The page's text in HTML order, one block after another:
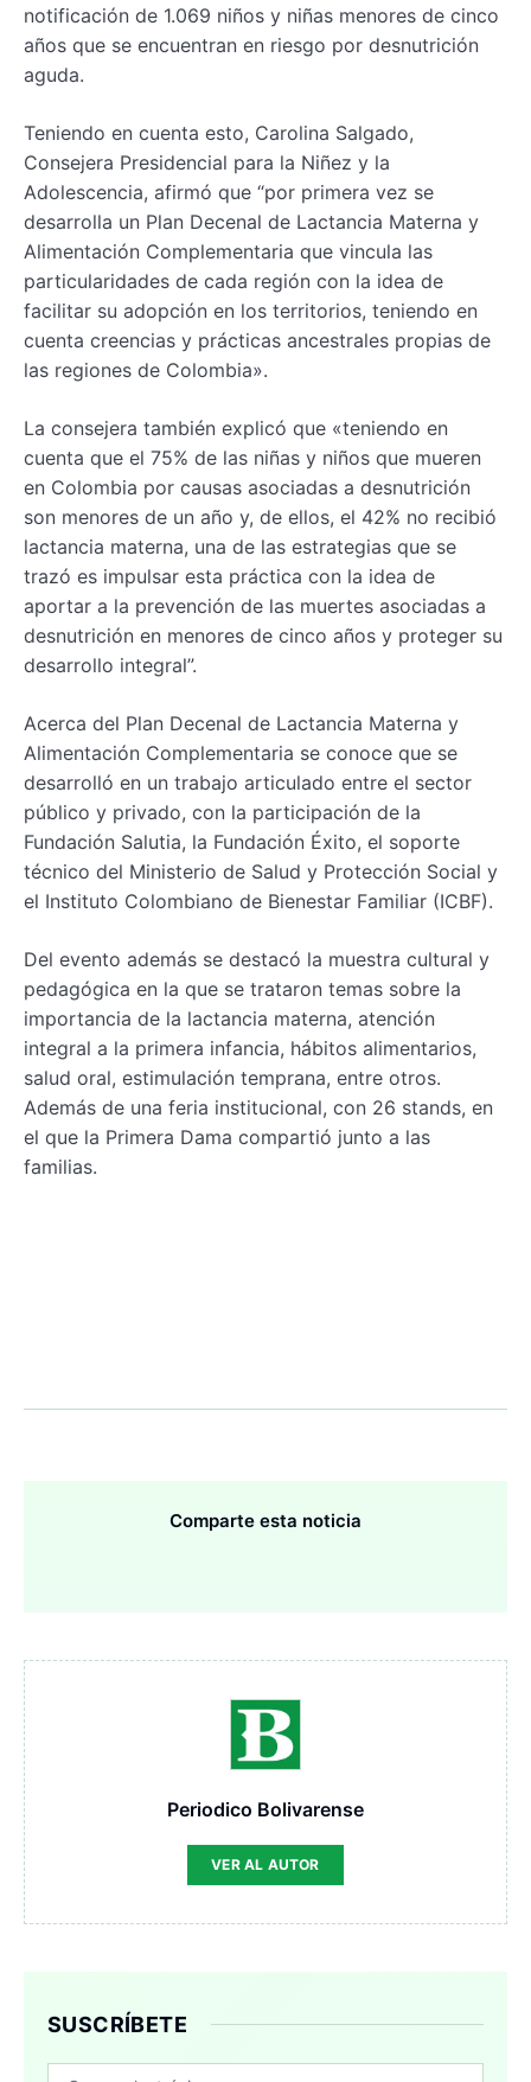
notificación de 1.069 niños y niñas menores de cinco
años que se encuentran en riesgo por desnutrición
aguda.
Teniendo en cuenta esto, Carolina Salgado,
Consejera Presidencial para la Niñez y la
Adolescencia, afirmó que “por primera vez se
desarrolla un Plan Decenal de Lactancia Materna y
Alimentación Complementaria que vincula las
particularidades de cada región con la idea de
facilitar su adopción en los territorios, teniendo en
cuenta creencias y prácticas ancestrales propias de
las regiones de Colombia».
La consejera también explicó que «teniendo en
cuenta que el 75% de las niñas y niños que mueren
en Colombia por causas asociadas a desnutrición
son menores de un año y, de ellos, el 42% no recibió
lactancia materna, una de las estrategias que se
trazó es impulsar esta práctica con la idea de
aportar a la prevención de las muertes asociadas a
desnutrición en menores de cinco años y proteger su
desarrollo integral”.
Acerca del Plan Decenal de Lactancia Materna y
Alimentación Complementaria se conoce que se
desarrolló en un trabajo articulado entre el sector
público y privado, con la participación de la
Fundación Salutia, la Fundación Éxito, el soporte
técnico del Ministerio de Salud y Protección Social y
el Instituto Colombiano de Bienestar Familiar (ICBF).
Del evento además se destacó la muestra cultural y
pedagógica en la que se trataron temas sobre la
importancia de la lactancia materna, atención
integral a la primera infancia, hábitos alimentarios,
salud oral, estimulación temprana, entre otros.
Además de una feria institucional, con 26 stands, en
el que la Primera Dama compartió junto a las
familias.
Comparte esta noticia
Periodico Bolivarense
VER AL AUTOR
SUSCRÍBETE